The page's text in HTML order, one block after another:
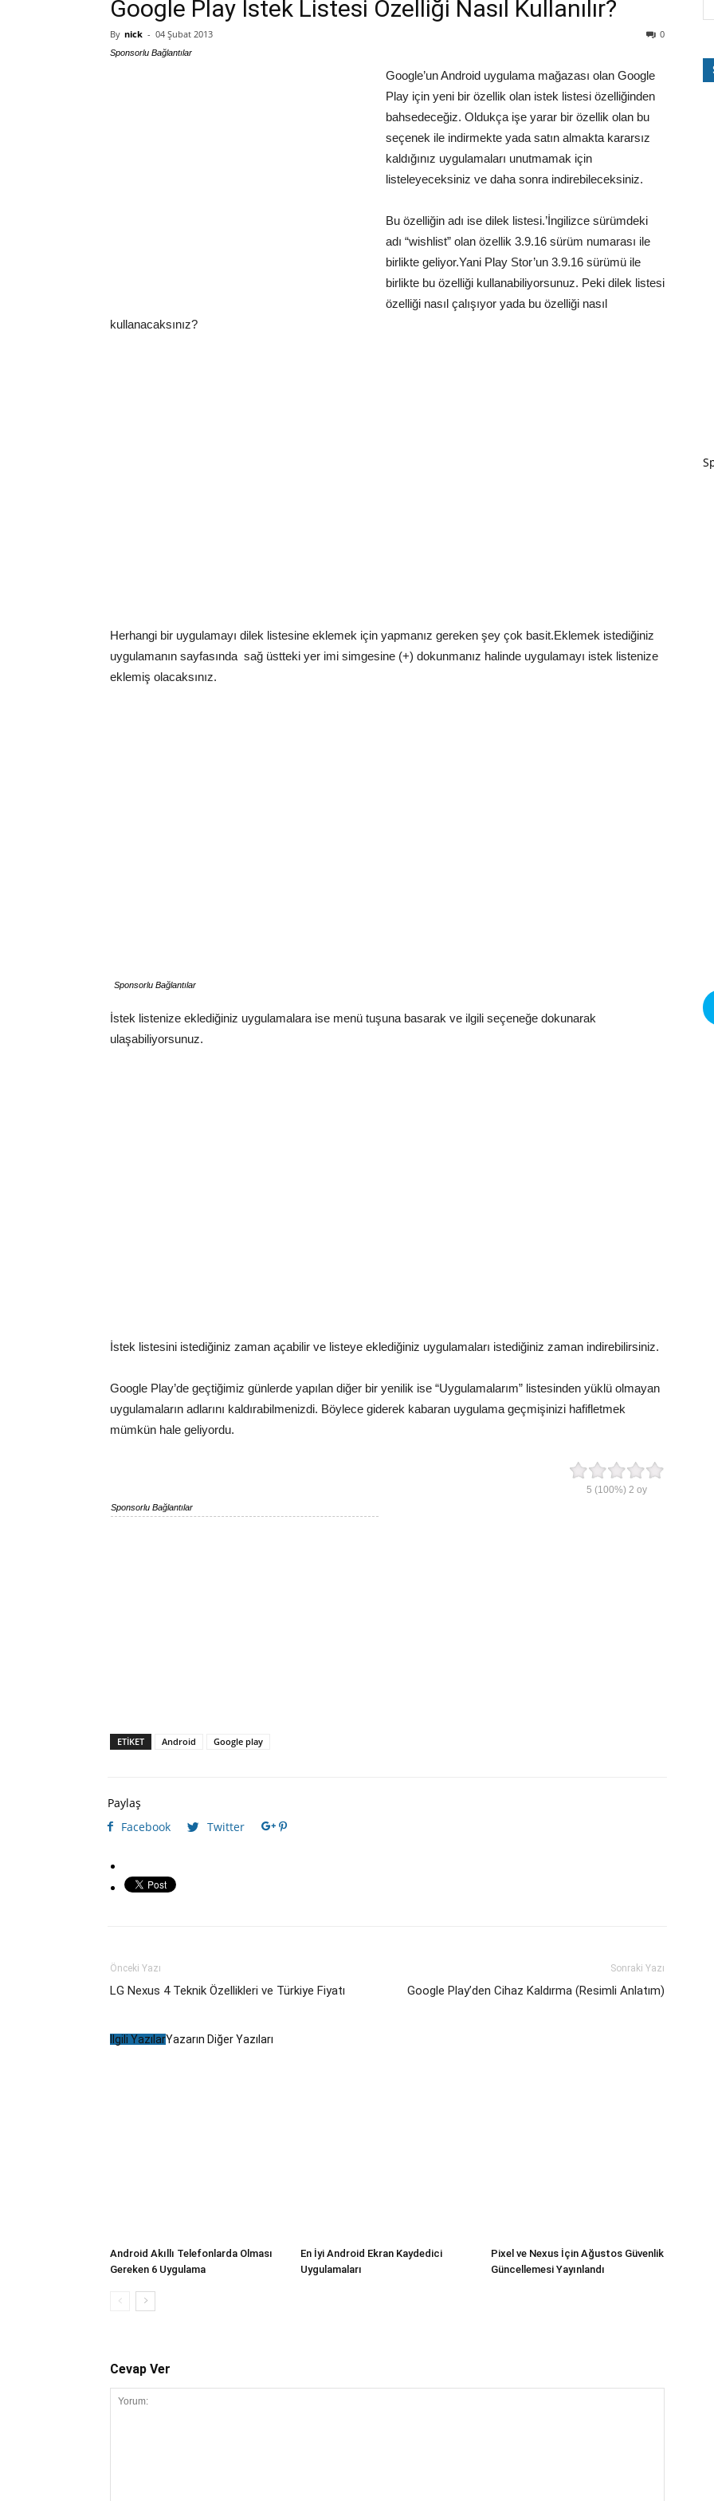
Google Play İstek Listesi Özelliği Nasıl Kullanılır?
By nick - 04 Şubat 2013 0
Sponsorlu Bağlantılar
Google’un Android uygulama mağazası olan Google
Play için yeni bir özellik olan istek listesi özelliğinden
bahsedeceğiz. Oldukça işe yarar bir özellik olan bu
seçenek ile indirmekte yada satın almakta kararsız
kaldığınız uygulamaları unutmamak için
listeleyeceksiniz ve daha sonra indirebileceksiniz.
Bu özelliğin adı ise dilek listesi.’İngilizce sürümdeki
adı “wishlist” olan özellik 3.9.16 sürüm numarası ile
birlikte geliyor.Yani Play Stor’un 3.9.16 sürümü ile
birlikte bu özelliği kullanabiliyorsunuz. Peki dilek listesi
özelliği nasıl çalışıyor yada bu özelliği nasıl
kullanacaksınız?
Herhangi bir uygulamayı dilek listesine eklemek için yapmanız gereken şey çok basit.Eklemek istediğiniz
uygulamanın sayfasında sağ üstteki yer imi simgesine (+) dokunmanız halinde uygulamayı istek listenize
eklemiş olacaksınız.
Sponsorlu Bağlantılar
İstek listenize eklediğiniz uygulamalara ise menü tuşuna basarak ve ilgili seçeneğe dokunarak
ulaşabiliyorsunuz.
İstek listesini istediğiniz zaman açabilir ve listeye eklediğiniz uygulamaları istediğiniz zaman indirebilirsiniz.
Google Play’de geçtiğimiz günlerde yapılan diğer bir yenilik ise “Uygulamalarım” listesinden yüklü olmayan
uygulamaların adlarını kaldırabilmenizdi. Böylece giderek kabaran uygulama geçmişinizi hafifletmek
mümkün hale geliyordu.
5 (100%) 2 oy
Sponsorlu Bağlantılar
ETIKET Android Google play
Paylaş
Facebook
Twitter
Önceki Yazı
LG Nexus 4 Teknik Özellikleri ve Türkiye Fiyatı
Sonraki Yazı
Google Play’den Cihaz Kaldırma (Resimli Anlatım)
İlgili YazılarYazarın Diğer Yazıları
Android Akıllı Telefonlarda Olması
Gereken 6 Uygulama
En İyi Android Ekran Kaydedici
Uygulamaları
Pixel ve Nexus İçin Ağustos Güvenlik
Güncellemesi Yayınlandı
Cevap Ver